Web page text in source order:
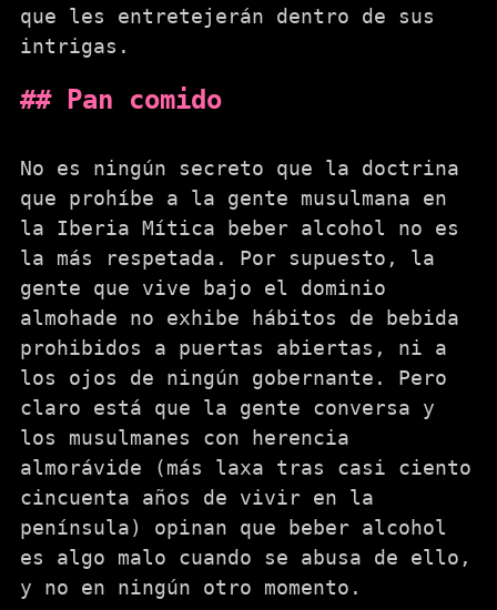
que les entretejerán dentro de sus
intrigas.
Pan comido
No es ningún secreto que la doctrina
que prohíbe a la gente musulmana en
la Iberia Mítica beber alcohol no es
la más respetada. Por supuesto, la
gente que vive bajo el dominio
almohade no exhibe hábitos de bebida
prohibidos a puertas abiertas, ni a
los ojos de ningún gobernante. Pero
claro está que la gente conversa y
los musulmanes con herencia
almorávide (más laxa tras casi ciento
cincuenta años de vivir en la
península) opinan que beber alcohol
es algo malo cuando se abusa de ello,
y no en ningún otro momento.